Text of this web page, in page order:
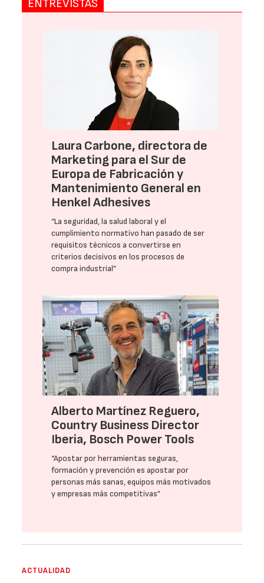
ENTREVISTAS
Laura Carbone, directora de
Marketing para el Sur de
Europa de Fabricación y
Mantenimiento General en
Henkel Adhesives
“La seguridad, la salud laboral y el
cumplimiento normativo han pasado de ser
requisitos técnicos a convertirse en
criterios decisivos en los procesos de
compra industrial”
Alberto Martínez Reguero,
Country Business Director
Iberia, Bosch Power Tools
“Apostar por herramientas seguras,
formación y prevención es apostar por
personas más sanas, equipos más motivados
y empresas más competitivas”
ACTUALIDAD